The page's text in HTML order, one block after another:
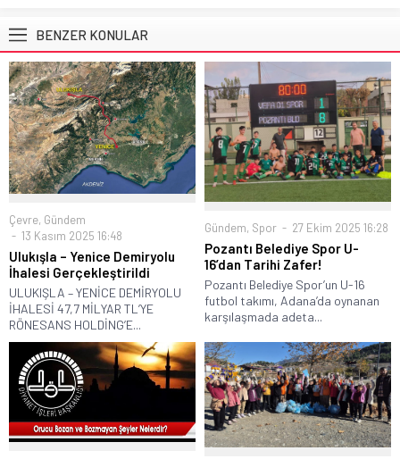
BENZER KONULAR
Çevre, Gündem
13 Kasım 2025 16:48
Ulukışla – Yenice Demiryolu
İhalesi Gerçekleştirildi
ULUKIŞLA – YENİCE DEMİRYOLU
İHALESİ 47,7 MİLYAR TL’YE
RÖNESANS HOLDİNG’E...
Gündem, Spor 27 Ekim 2025 16:28
Pozantı Belediye Spor U-
16’dan Tarihi Zafer!
Pozantı Belediye Spor’un U-16
futbol takımı, Adana’da oynanan
karşılaşmada adeta...